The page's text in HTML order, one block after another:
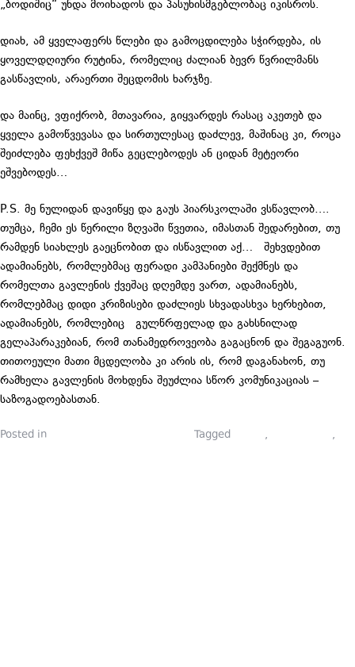
„ბოდიშიც“ უნდა მოიხადოს და პასუხისმგებლობაც იკისროს.
დიახ, ამ ყველაფერს წლები და გამოცდილება სჭირდება, ის
ყოველდღიური რუტინა, რომელიც ძალიან ბევრ წვრილმანს
გასწავლის, არაერთი შეცდომის ხარჯზე.
და მაინც, ვფიქრობ, მთავარია, გიყვარდეს რასაც აკეთებ და
ყველა გამოწვევასა და სირთულესაც დაძლევ, მაშინაც კი, როცა
შეიძლება ფეხქვეშ მიწა გეცლებოდეს ან ციდან მეტეორი
ეშვებოდეს…
P.S. მე ნულიდან დავიწყე და გაუს პიარსკოლაში ვსწავლობ….
თუმცა, ჩემი ეს წერილი ზღვაში წვეთია, იმასთან შედარებით, თუ
რამდენ სიახლეს გაეცნობით და ისწავლით აქ… შეხვდებით
ადამიანებს, რომლებმაც ფერადი კამპანიები შექმნეს და
რომელთა გავლენის ქვეშაც დღემდე ვართ, ადამიანებს,
რომლებმაც დიდი კრიზისები დაძლიეს სხვადასხვა ხერხებით,
ადამიანებს, რომლებიც გულწრფელად და გახსნილად
გელაპარაკებიან, რომ თანამედროვეობა გაგაცნონ და შეგაგუონ.
თითოეული მათი მცდელობა კი არის ის, რომ დაგანახონ, თუ
რამხელა გავლენის მოხდენა შეუძლია სწორ კომუნიკაციას –
საზოგადოებასთან.
Posted in Tagged ,
,